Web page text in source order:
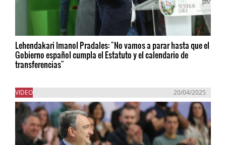
Lehendakari Imanol Pradales: "No vamos a parar hasta que el
Gobierno español cumpla el Estatuto y el calendario de
transferencias"
VIDEO 20/04/2025